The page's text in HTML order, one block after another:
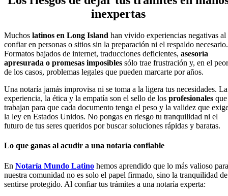
inexpertas
Muchos latinos en Long Island han vivido experiencias negativas al
confiar en personas o sitios sin la preparación ni el respaldo necesario.
Formatos bajados de internet, traducciones deficientes, asesoría
apresurada o promesas imposibles sólo trae frustración y, en el peor
de los casos, problemas legales que pueden marcarte por años.
Una notaría jamás improvisa ni se toma a la ligera tus necesidades. La
experiencia, la ética y la empatía son el sello de los profesionales que
trabajan para que cada documento tenga el peso y la validez que
la ley en Estados Unidos. No pongas en riesgo tu tranquilidad ni el
futuro de tus seres queridos por buscar soluciones rápidas y baratas.
Lo que ganas al acudir a una notaría confiable
En Notaría Mundo Latino hemos aprendido que lo más valioso para
nuestra comunidad no es solo el papel firmado, sino la tranquilidad de
sentirse protegido. Al confiar tus trámites a una notaría experta: